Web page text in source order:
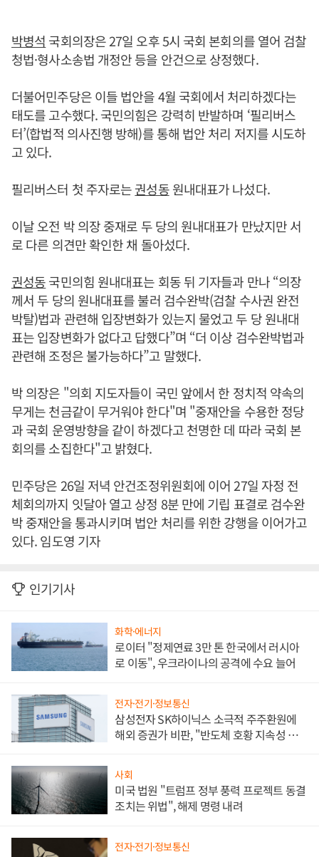
박병석 국회의장은 27일 오후 5시 국회 본회의를 열어 검찰
청법·형사소송법 개정안 등을 안건으로 상정했다.
더불어민주당은 이들 법안을 4월 국회에서 처리하겠다는
태도를 고수했다. 국민의힘은 강력히 반발하며 ‘필리버스
터’(합법적 의사진행 방해)를 통해 법안 처리 저지를 시도하
고 있다.
필리버스터 첫 주자로는권성동원내대표가 나섰다.
이날 오전 박 의장 중재로 두 당의 원내대표가 만났지만 서
로 다른 의견만 확인한 채 돌아섰다.
권성동국민의힘 원내대표는 회동 뒤 기자들과 만나 “의장
께서 두 당의 원내대표를 불러 검수완박(검찰 수사권 완전
박탈)법과 관련해 입장변화가 있는지 물었고 두 당 원내대
표는 입장변화가 없다고 답했다”며 “더 이상 검수완박법과
관련해 조정은 불가능하다”고 말했다.
박 의장은 "의회 지도자들이 국민 앞에서 한 정치적 약속의
무게는 천금같이 무거워야 한다"며 "중재안을 수용한 정당
과 국회 운영방향을 같이 하겠다고 천명한 데 따라 국회 본
회의를 소집한다"고 밝혔다.
민주당은 26일 저녁 안건조정위원회에 이어 27일 자정 전
체회의까지 잇달아 열고 상정 8분 만에 기립 표결로 검수완
박 중재안을 통과시키며 법안 처리를 위한 강행을 이어가고
있다. 임도영 기자
인기기사
화학·에너지
로이터 "정제연료 3만 톤 한국에서 러시아
로 이동", 우크라이나의 공격에 수요 늘어
전자·전기·정보통신
삼성전자 SK하이닉스 소극적 주주환원에
해외 증권가 비판, "반도체 호황 지속성 의
사회
미국 법원 "트럼프 정부 풍력 프로젝트 동결
조치는 위법", 해제 명령 내려
전자·전기·정보통신